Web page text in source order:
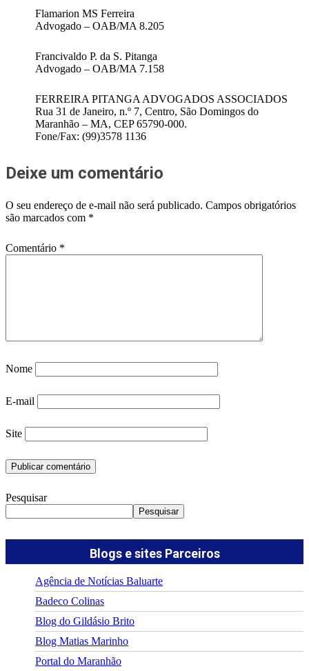
Flamarion MS Ferreira
Advogado – OAB/MA 8.205
Francivaldo P. da S. Pitanga
Advogado – OAB/MA 7.158
FERREIRA PITANGA ADVOGADOS ASSOCIADOS
Rua 31 de Janeiro, n.º 7, Centro, São Domingos do
Maranhão – MA, CEP 65790-000.
Fone/Fax: (99)3578 1136
Deixe um comentário
O seu endereço de e-mail não será publicado. Campos obrigatórios
são marcados com *
Comentário *
Nome
E-mail
Site
Pesquisar
Pesquisar
Blogs e sites Parceiros
Agência de Notícias Baluarte
Badeco Colinas
Blog do Gildásio Brito
Blog Matias Marinho
Portal do Maranhão